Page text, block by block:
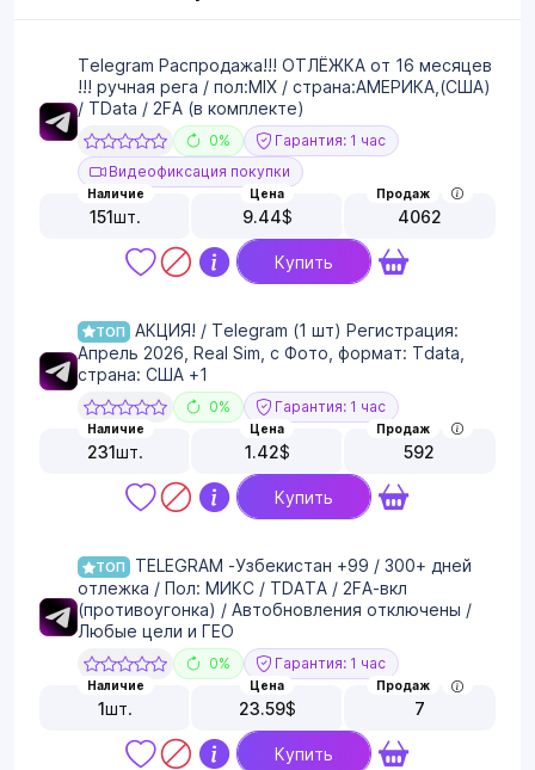
Telegram Распродажа!!! ОТЛЁЖКА от 16 месяцев
!!! ручная рега / пол:MIX / страна:АМЕРИКА,(США)
/ TData / 2FA (в комплекте)
0%
Гарантия: 1 час
Видеофиксация покупки
Наличие
151шт.
Цена
9.44$
Продаж
4062
Купить
ТОП
АКЦИЯ! / Telegram (1 шт) Регистрация:
Апрель 2026, Real Sim, с Фото, формат: Tdata,
страна: США +1
0% Гарантия: 1 час
Наличие
231шт.
Цена
1.42$
Продаж
592
Купить
ТОП
TELEGRAM -Узбекистан +99 / 300+ дней
отлежка / Пол: МИКС / TDATA / 2FA-вкл
(противоугонка) / Автобновления отключены /
Любые цели и ГЕО
0% Гарантия: 1 час
Наличие
1шт.
Цена
23.59$
Продаж
7
Купить